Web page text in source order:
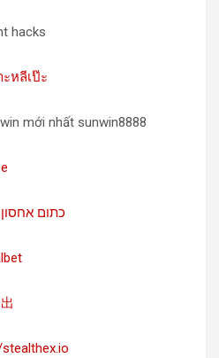
hacks
ะหลีเป๊ะ
mới nhất sunwin8888
כתום